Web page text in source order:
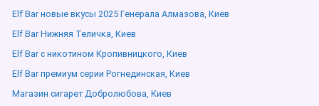
Elf Bar новые вкусы 2025 Генерала Алмазова, Киев
Elf Bar Нижняя Теличка, Киев
Elf Bar с никотином Кропивницкого, Киев
Elf Bar премиум серии Рогнединская, Киев
Магазин сигарет Добролюбова, Киев